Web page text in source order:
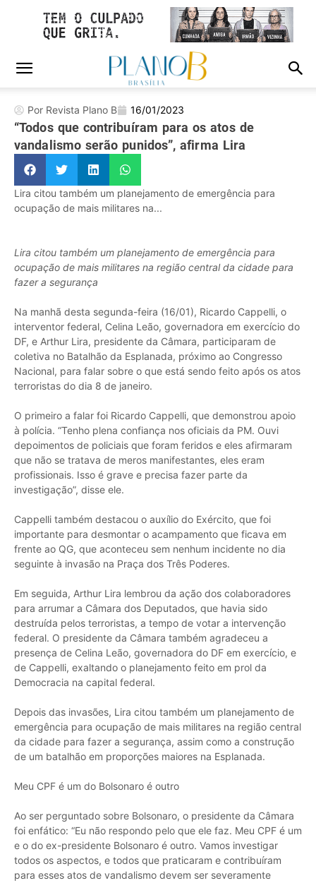
Por Revista Plano B 16/01/2023
“Todos que contribuíram para os atos de
vandalismo serão punidos”, afirma Lira
Lira citou também um planejamento de emergência para
ocupação de mais militares na...
Lira citou também um planejamento de emergência para
ocupação de mais militares na região central da cidade para
fazer a segurança
Na manhã desta segunda-feira (16/01), Ricardo Cappelli, o
interventor federal, Celina Leão, governadora em exercício do
DF, e Arthur Lira, presidente da Câmara, participaram de
coletiva no Batalhão da Esplanada, próximo ao Congresso
Nacional, para falar sobre o que está sendo feito após os atos
terroristas do dia 8 de janeiro.
O primeiro a falar foi Ricardo Cappelli, que demonstrou apoio
à polícia. “Tenho plena confiança nos oficiais da PM. Ouvi
depoimentos de policiais que foram feridos e eles afirmaram
que não se tratava de meros manifestantes, eles eram
profissionais. Isso é grave e precisa fazer parte da
investigação”, disse ele.
Cappelli também destacou o auxílio do Exército, que foi
importante para desmontar o acampamento que ficava em
frente ao QG, que aconteceu sem nenhum incidente no dia
seguinte à invasão na Praça dos Três Poderes.
Em seguida, Arthur Lira lembrou da ação dos colaboradores
para arrumar a Câmara dos Deputados, que havia sido
destruída pelos terroristas, a tempo de votar a intervenção
federal. O presidente da Câmara também agradeceu a
presença de Celina Leão, governadora do DF em exercício, e
de Cappelli, exaltando o planejamento feito em prol da
Democracia na capital federal.
Depois das invasões, Lira citou também um planejamento de
emergência para ocupação de mais militares na região central
da cidade para fazer a segurança, assim como a construção
de um batalhão em proporções maiores na Esplanada.
Meu CPF é um do Bolsonaro é outro
Ao ser perguntado sobre Bolsonaro, o presidente da Câmara
foi enfático: “Eu não respondo pelo que ele faz. Meu CPF é um
e o do ex-presidente Bolsonaro é outro. Vamos investigar
todos os aspectos, e todos que praticaram e contribuíram
para esses atos de vandalismo devem ser severamente